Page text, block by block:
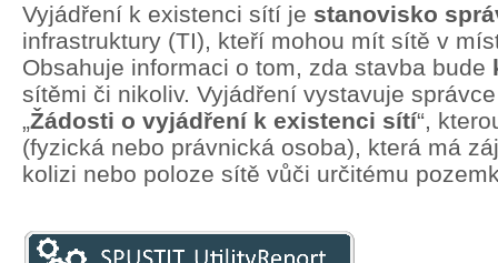
Vyjádření k existenci sítí je stanovisko
infrastruktury (TI), kteří mohou mít sítě v
Obsahuje informaci o tom, zda stavba bude
sítěmi či nikoliv. Vyjádření vystavuje
„Žádosti o vyjádření k existenci sítí“,
(fyzická nebo právnická osoba), která má
kolizi nebo poloze sítě vůči určitému